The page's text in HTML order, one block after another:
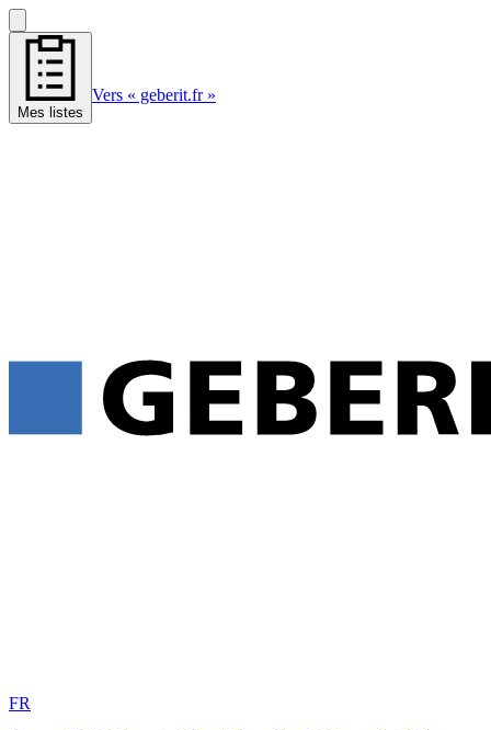
Mes listes
Vers « geberit.fr »
FR